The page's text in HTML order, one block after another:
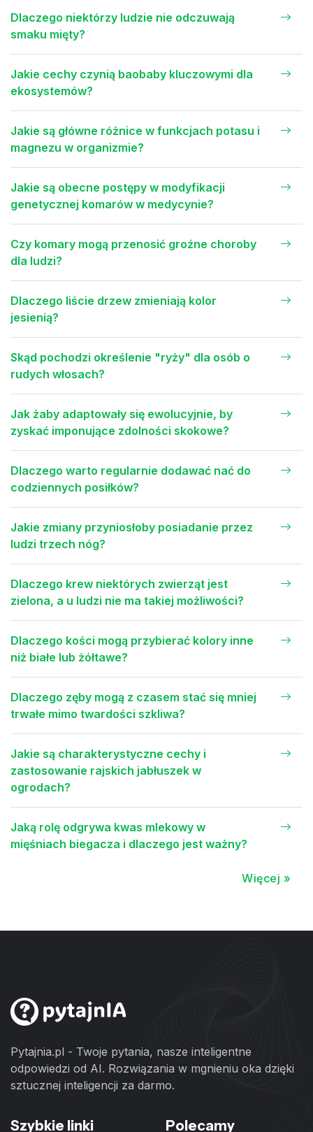
Dlaczego niektórzy ludzie nie odczuwają
smaku mięty?
Jakie cechy czynią baobaby kluczowymi dla
ekosystemów?
Jakie są główne różnice w funkcjach potasu i
magnezu w organizmie?
Jakie są obecne postępy w modyfikacji
genetycznej komarów w medycynie?
Czy komary mogą przenosić groźne choroby
dla ludzi?
Dlaczego liście drzew zmieniają kolor
jesienią?
Skąd pochodzi określenie "ryży" dla osób o
rudych włosach?
Jak żaby adaptowały się ewolucyjnie, by
zyskać imponujące zdolności skokowe?
Dlaczego warto regularnie dodawać nać do
codziennych posiłków?
Jakie zmiany przyniosłoby posiadanie przez
ludzi trzech nóg?
Dlaczego krew niektórych zwierząt jest
zielona, a u ludzi nie ma takiej możliwości?
Dlaczego kości mogą przybierać kolory inne
niż białe lub żółtawe?
Dlaczego zęby mogą z czasem stać się mniej
trwałe mimo twardości szkliwa?
Jakie są charakterystyczne cechy i
zastosowanie rajskich jabłuszek w
ogrodach?
Jaką rolę odgrywa kwas mlekowy w
mięśniach biegacza i dlaczego jest ważny?
Więcej »
Pytajnia.pl - Twoje pytania, nasze inteligentne
odpowiedzi od AI. Rozwiązania w mgnieniu oka dzięki
sztucznej inteligencji za darmo.
Szybkie linki Polecamy